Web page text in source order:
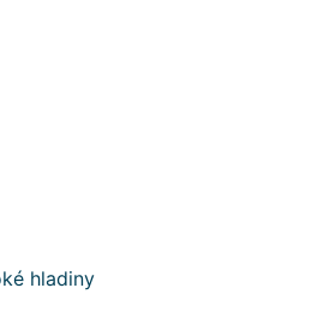
hladiny